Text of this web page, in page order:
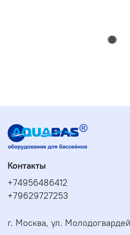
Контакты
+74956486412
+79629727253
г. Москва, ул.